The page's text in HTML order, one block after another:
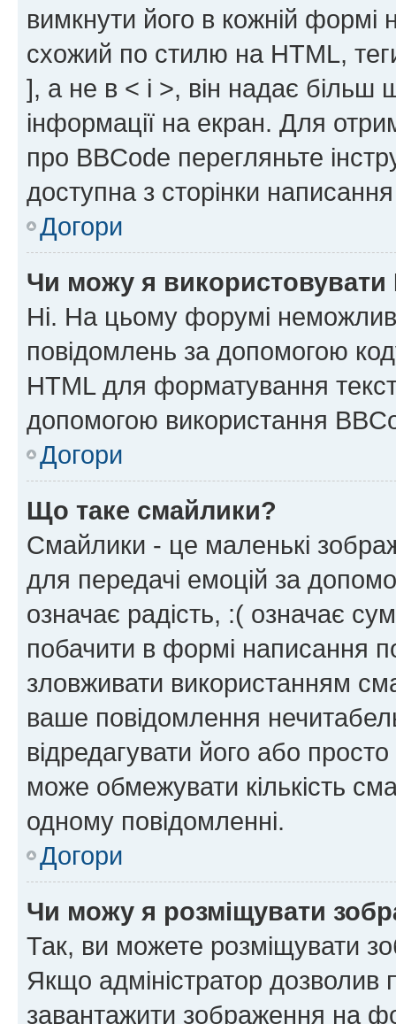
вимкнути його в кожній
схожий по стилю на HTML,
], а не в < і >, він надає більш
інформації на екран. Для
про BBCode перегляньте
доступна з сторінки
Догори
Чи можу я використовувати
Ні. На цьому форумі
повідомлень за допомогою
HTML для форматування
допомогою використання
Догори
Що таке смайлики?
Смайлики - це маленькі
для передачі емоцій за
означає радість, :( означає
побачити в формі написання
зловживати використанням
ваше повідомлення
відредагувати його або
може обмежувати кількість
одному повідомленні.
Догори
Чи можу я розміщувати
Так, ви можете розміщувати
Якщо адміністратор
завантажити зображення на